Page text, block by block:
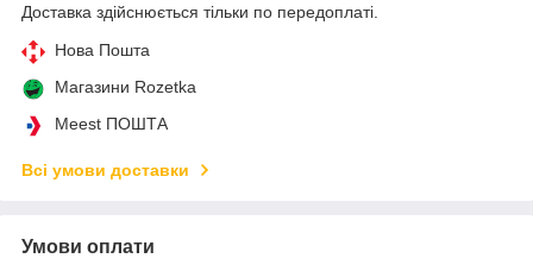
Доставка здійснюється тільки по передоплаті.
Нова Пошта
Магазини Rozetka
Meest ПОШТА
Всі умови доставки
Умови оплати